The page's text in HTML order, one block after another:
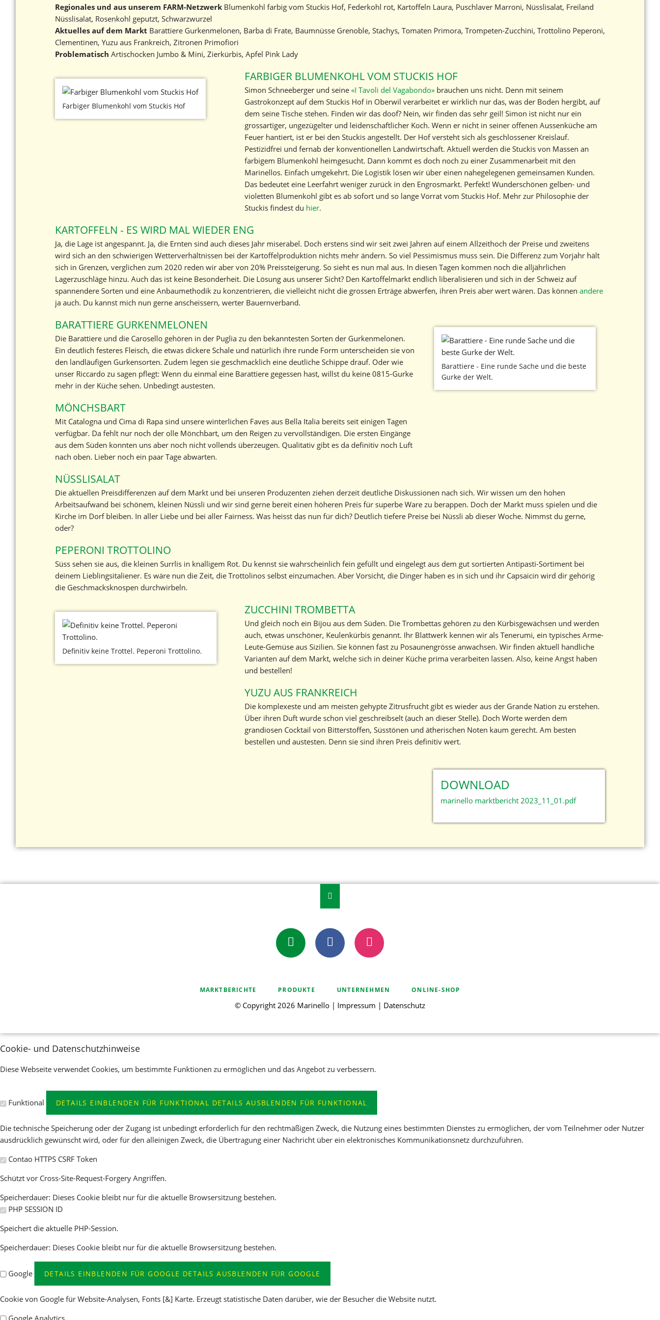
Geschichte
Kontakt
Regionales und aus unserem FARM-Netzwerk Blumenkohl farbig vom Stuckis Hof, Federkohl rot, Kartoffeln Laura, Puschlaver Marroni, Nüsslisalat, Freiland
Nüsslisalat, Rosenkohl geputzt, Schwarzwurzel
Aktuelles auf dem Markt Barattiere Gurkenmelonen, Barba di Frate, Baumnüsse Grenoble, Stachys, Tomaten Primora, Trompeten-Zucchini, Trottolino Peperoni,
Clementinen, Yuzu aus Frankreich, Zitronen Primofiori
Problematisch Artischocken Jumbo & Mini, Zierkürbis, Apfel Pink Lady
Farbiger Blumenkohl vom Stuckis Hof
FARBIGER BLUMENKOHL VOM STUCKIS HOF
Simon Schneeberger und seine «I Tavoli del Vagabondo»brauchen uns nicht. Denn mit seinem
Gastrokonzept auf dem Stuckis Hof in Oberwil verarbeitet er wirklich nur das, was der Boden hergibt, auf
dem seine Tische stehen. Finden wir das doof? Nein, wir finden das sehr geil! Simon ist nicht nur ein
grossartiger, ungezügelter und leidenschaftlicher Koch. Wenn er nicht in seiner offenen Aussenküche am
Feuer hantiert, ist er bei den Stuckis angestellt. Der Hof versteht sich als geschlossener Kreislauf.
Pestizidfrei und fernab der konventionellen Landwirtschaft. Aktuell werden die Stuckis von Massen an
farbigem Blumenkohl heimgesucht. Dann kommt es doch noch zu einer Zusammenarbeit mit den
Marinellos. Einfach umgekehrt. Die Logistik lösen wir über einen nahegelegenen gemeinsamen Kunden.
Das bedeutet eine Leerfahrt weniger zurück in den Engrosmarkt. Perfekt! Wunderschönen gelben- und
violetten Blumenkohl gibt es ab sofort und so lange Vorrat vom Stuckis Hof. Mehr zur Philosophie der
Stuckis findest du hier.
KARTOFFELN - ES WIRD MAL WIEDER ENG
Ja, die Lage ist angespannt. Ja, die Ernten sind auch dieses Jahr miserabel. Doch erstens sind wir seit zwei Jahren auf einem Allzeithoch der Preise und zweitens
wird sich an den schwierigen Wetterverhältnissen bei der Kartoffelproduktion nichts mehr ändern. So viel Pessimismus muss sein. Die Differenz zum Vorjahr hält
sich in Grenzen, verglichen zum 2020 reden wir aber von 20% Preissteigerung. So sieht es nun mal aus. In diesen Tagen kommen noch die alljährlichen
Lagerzuschläge hinzu. Auch das ist keine Besonderheit. Die Lösung aus unserer Sicht? Den Kartoffelmarkt endlich liberalisieren und sich in der Schweiz auf
spannendere Sorten und eine Anbaumethodik zu konzentrieren, die vielleicht nicht die grossen Erträge abwerfen, ihren Preis aber wert wären. Das können andere
ja auch. Du kannst mich nun gerne anscheissern, werter Bauernverband.
BARATTIERE GURKENMELONEN
Die Barattiere und die Carosello gehören in der Puglia zu den bekanntesten Sorten der Gurkenmelonen.
Ein deutlich festeres Fleisch, die etwas dickere Schale und natürlich ihre runde Form unterscheiden sie von
den landläufigen Gurkensorten. Zudem legen sie geschmacklich eine deutliche Schippe drauf. Oder wie
unser Riccardo zu sagen pflegt: Wenn du einmal eine Barattiere gegessen hast, willst du keine 0815-Gurke
mehr in der Küche sehen. Unbedingt austesten.
MÖNCHSBART
Mit Catalogna und Cima di Rapa sind unsere winterlichen Faves aus Bella Italia bereits seit einigen Tagen
verfügbar. Da fehlt nur noch der olle Mönchbart, um den Reigen zu vervollständigen. Die ersten Eingänge
aus dem Süden konnten uns aber noch nicht vollends überzeugen. Qualitativ gibt es da definitiv noch Luft
nach oben. Lieber noch ein paar Tage abwarten.
Barattiere - Eine runde Sache und die beste
Gurke der Welt.
NÜSSLISALAT
Die aktuellen Preisdifferenzen auf dem Markt und bei unseren Produzenten ziehen derzeit deutliche Diskussionen nach sich. Wir wissen um den hohen
Arbeitsaufwand bei schönem, kleinen Nüssli und wir sind gerne bereit einen höheren Preis für superbe Ware zu berappen. Doch der Markt muss spielen und die
Kirche im Dorf bleiben. In aller Liebe und bei aller Fairness. Was heisst das nun für dich? Deutlich tiefere Preise bei Nüssli ab dieser Woche. Nimmst du gerne,
oder?
PEPERONI TROTTOLINO
Süss sehen sie aus, die kleinen Surrlis in knalligem Rot. Du kennst sie wahrscheinlich fein gefüllt und eingelegt aus dem gut sortierten Antipasti-Sortiment bei
deinem Lieblingsitaliener. Es wäre nun die Zeit, die Trottolinos selbst einzumachen. Aber Vorsicht, die Dinger haben es in sich und ihr Capsaicin wird dir gehörig
die Geschmacksknospen durchwirbeln.
Definitiv keine Trottel. Peperoni Trottolino.
ZUCCHINI TROMBETTA
Und gleich noch ein Bijou aus dem Süden. Die Trombettas gehören zu den Kürbisgewächsen und werden
auch, etwas unschöner, Keulenkürbis genannt. Ihr Blattwerk kennen wir als Tenerumi, ein typisches Arme-
Leute-Gemüse aus Sizilien. Sie können fast zu Posaunengrösse anwachsen. Wir finden aktuell handliche
Varianten auf dem Markt, welche sich in deiner Küche prima verarbeiten lassen. Also, keine Angst haben
und bestellen!
YUZU AUS FRANKREICH
Die komplexeste und am meisten gehypte Zitrusfrucht gibt es wieder aus der Grande Nation zu erstehen.
Über ihren Duft wurde schon viel geschreibselt (auch an dieser Stelle). Doch Worte werden dem
grandiosen Cocktail von Bitterstoffen, Süsstönen und ätherischen Noten kaum gerecht. Am besten
bestellen und austesten. Denn sie sind ihren Preis definitiv wert.
DOWNLOAD
marinello marktbericht 2023_11_01.pdf
ÜBERSPRINGEN
MARKTBERICHTE PRODUKTE UNTERNEHMEN ONLINE-SHOP
© Copyright 2026 Marinello | Impressum | Datenschutz
Cookie- und Datenschutzhinweise
Diese Webseite verwendet Cookies, um bestimmte Funktionen zu ermöglichen und das Angebot zu verbessern.
Funktional DETAILS EINBLENDEN FÜR FUNKTIONAL DETAILS AUSBLENDEN FÜR FUNKTIONAL
Die technische Speicherung oder der Zugang ist unbedingt erforderlich für den rechtmäßigen Zweck, die Nutzung eines bestimmten Dienstes zu ermöglichen, der vom Teilnehmer oder Nutzer
ausdrücklich gewünscht wird, oder für den alleinigen Zweck, die Übertragung einer Nachricht über ein elektronisches Kommunikationsnetz durchzuführen.
Contao HTTPS CSRF Token
Schützt vor Cross-Site-Request-Forgery Angriffen.
Speicherdauer: Dieses Cookie bleibt nur für die aktuelle Browsersitzung bestehen.
PHP SESSION ID
Speichert die aktuelle PHP-Session.
Speicherdauer: Dieses Cookie bleibt nur für die aktuelle Browsersitzung bestehen.
Google DETAILS EINBLENDEN FÜR GOOGLE DETAILS AUSBLENDEN FÜR GOOGLE
Cookie von Google für Website-Analysen, Fonts [&] Karte. Erzeugt statistische Daten darüber, wie der Besucher die Website nutzt.
Google Analytics